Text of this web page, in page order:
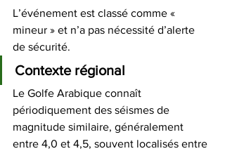
L’événement est classé comme «
mineur » et n’a pas nécessité d’alerte
de sécurité.
Contexte régional
Le Golfe Arabique connaît
périodiquement des séismes de
magnitude similaire, généralement
entre 4,0 et 4,5, souvent localisés entre